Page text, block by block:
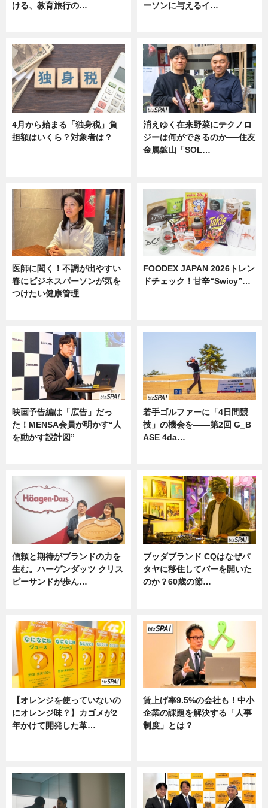
ける、教育旅行の…
ーソンに与えるイ…
4月から始まる「独身税」負
担額はいくら？対象者は？
消えゆく在来野菜にテクノロ
ジーは何ができるのか──住友
金属鉱山「SOL…
医師に聞く！不調が出やすい
春にビジネスパーソンが気を
つけたい健康管理
FOODEX JAPAN 2026トレン
ドチェック！甘辛“Swicy”…
映画予告編は「広告」だっ
た！MENSA会員が明かす“人
を動かす設計図”
若手ゴルファーに「4日間競
技」の機会を——第2回 G_B
ASE 4da…
信頼と期待がブランドの力を
生む。ハーゲンダッツ クリス
ピーサンドが歩ん…
ブッダブランド CQはなぜパ
タヤに移住してバーを開いた
のか？60歳の節…
【オレンジを使っていないの
にオレンジ味？】カゴメが2
年かけて開発した革…
賃上げ率9.5%の会社も！中小
企業の課題を解決する「人事
制度」とは？